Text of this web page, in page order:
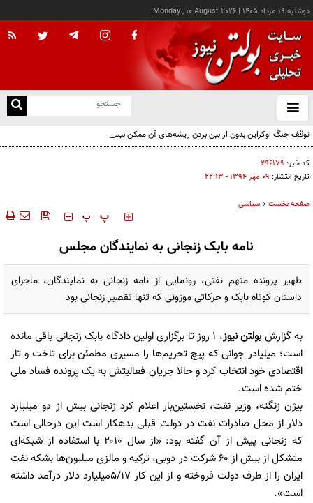
دوشنبه ۱۹ مرداد ۱۴۰۵ |
Monday , 10 August 2026
باز
و
توقف جنگ اوکراین بدون از بین بردن ریشه‌های آن ممکن نیست
کد خبر: ۲۹۶۱۷۹
تاریخ انتشار: ۰۹ مهر ۱۳۹۴ - ۲۲:۱۳
صفحه نخست »سیاسی
‍‍‍ پ پ
نامه بابک زنجانی به نمایندگان مجلس
طهیر پرونده متهم نفتی، رونمایی از نامه زنجانی به نمایندگان، ماجرای
داستان کوتاه بابک و حرکاتی موزونی که تنها تقصیر زنجانی بود
به گزارشبولتن نیوز
، 1 روز تا برگزاری اولین دادگاه بابک زنجانی باقی مانده
است؛ میلیادر جوانی که پیچ تحریم‌ها را مسیری مطمئن برای تاخت و تاز
اقتصادی خود انتخاب کرد و حالا جریان فعالیتش به یک پرونده فساد ملی
ختم شده است.
بیژن زنگنه، وزیر نفت، نخستین‌بار اعلام کرد زنجانی بیش از دو میلیارد
دلار از محل صادرات نفت در دولت قبلی بدهکار است این درحالی است
که زنجانی پیش از آن گفته بود: «از سال ۲۰۱۰ با استفاده از شبکه‌ای
متشکل از بیش از ۶۰ شرکت در دوبی، ترکیه و مالزی میلیون‌ها بشکه نفت
ایران را از طرف دولت فروخته و از این کار ٥/١٧میلیارد دلار درآمد داشته
است».